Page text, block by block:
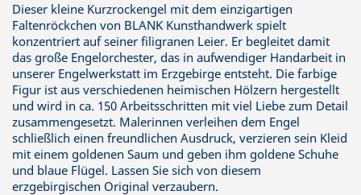
Dieser kleine Kurzrockengel mit dem einzigartigen
Faltenröckchen von BLANK Kunsthandwerk spielt
konzentriert auf seiner filigranen Leier. Er begleitet damit
das große Engelorchester, das in aufwendiger Handarbeit in
unserer Engelwerkstatt im Erzgebirge entsteht. Die farbige
Figur ist aus verschiedenen heimischen Hölzern hergestellt
und wird in ca. 150 Arbeitsschritten mit viel Liebe zum Detail
zusammengesetzt. Malerinnen verleihen dem Engel
schließlich einen freundlichen Ausdruck, verzieren sein Kleid
mit einem goldenen Saum und geben ihm goldene Schuhe
und blaue Flügel. Lassen Sie sich von diesem
erzgebirgischen Original verzaubern.